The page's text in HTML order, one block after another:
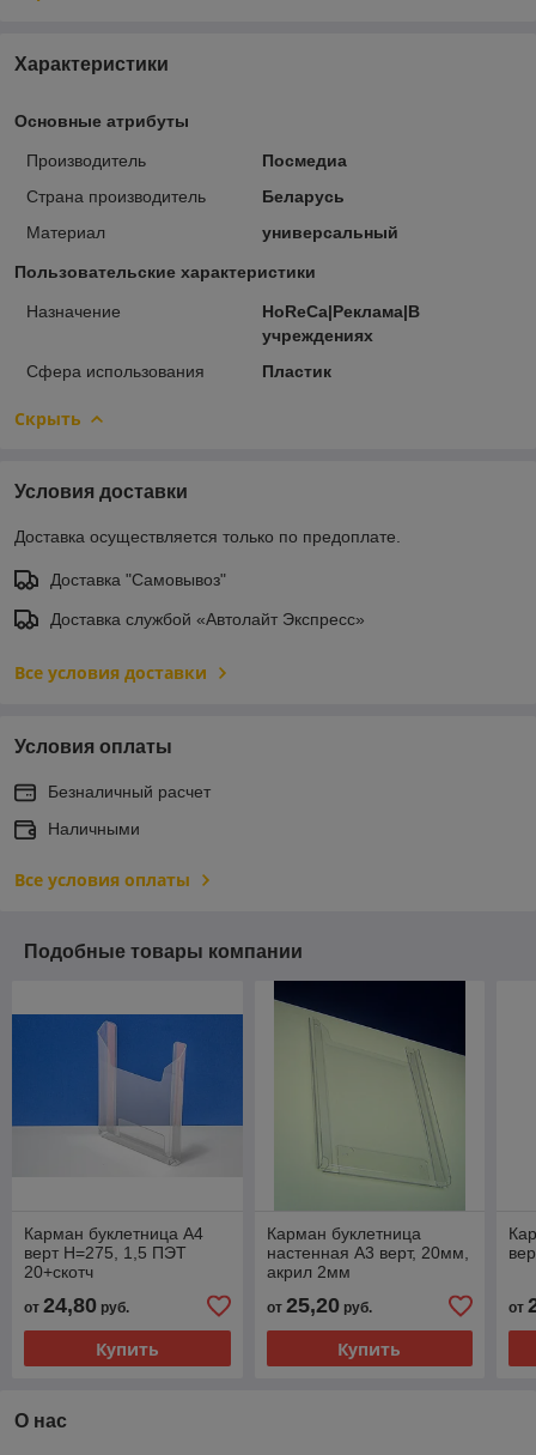
Характеристики
Основные атрибуты
Производитель
Посмедиа
Страна производитель
Беларусь
Материал
универсальный
Пользовательские характеристики
Назначение
HoReCa|Реклама|В
учреждениях
Сфера использования
Пластик
Скрыть
Условия доставки
Доставка осуществляется только по предоплате.
Доставка "Самовывоз"
Доставка службой «Автолайт Экспресс»
Все условия доставки
Условия оплаты
Безналичный расчет
Наличными
Все условия оплаты
Подобные товары компании
Карман буклетница А4
верт Н=275, 1,5 ПЭТ
20+скотч
от 24,80 руб.
Купить
Карман буклетница
настенная А3 верт, 20мм,
акрил 2мм
от 25,20руб.
Купить
от
О нас